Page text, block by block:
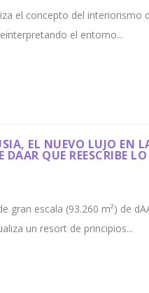
el concepto del interiorismo
el entorno...
EL NUEVO LUJO EN
QUE REESCRIBE LO
gran escala (93.260 m²) de
un resort de principios...